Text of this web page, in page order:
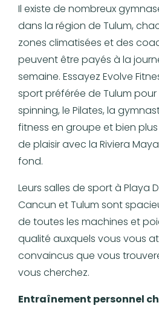
Il existe de nombreux
dans la région de Tulum,
zones climatisées et des
peuvent être payés à la
semaine. Essayez Evolve
sport préférée de Tulum
spinning, le Pilates, la
fitness en groupe et bien
de plaisir avec la Riviera
fond.
Leurs salles de sport à Playa
Cancun et Tulum sont
de toutes les machines et
qualité auxquels vous vous
convaincus que vous
vous cherchez.
Entraînement personnel